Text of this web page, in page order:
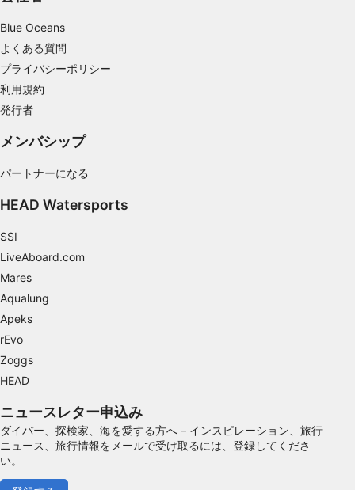
Blue Oceans
よくある質問
プライバシーポリシー
利用規約
発行者
メンバシップ
パートナーになる
HEAD Watersports
SSI
LiveAboard.com
Mares
Aqualung
Apeks
rEvo
Zoggs
HEAD
ニュースレター申込み
ダイバー、探検家、海を愛する方へ – インスピレーション、旅行
ニュース、旅行情報をメールで受け取るには、登録してくださ
い。
ファイルを利用する
広告のパフォーマンスを測定する
コンテンツのパフォーマンスを測定する
み合わせてユーザー層を理解する
サービスを開発・改良する
コンテンツの選択のために制限付きデータを利
能動的に要求して取得した情報に基づくデバイ
スの識別
IAB以外の処理目的：
必要
機能的